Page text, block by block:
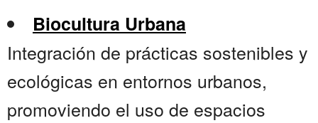
Biocultura Urbana
Integración de prácticas sostenibles y
ecológicas en entornos urbanos,
promoviendo el uso de espacios